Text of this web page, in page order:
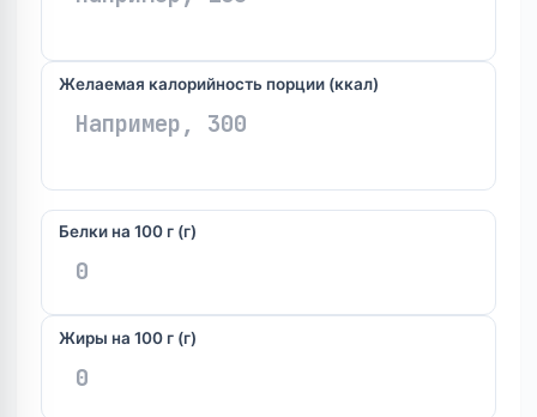
Желаемая калорийность порции (ккал)
Белки на 100 г (г)
Жиры на 100 г (г)